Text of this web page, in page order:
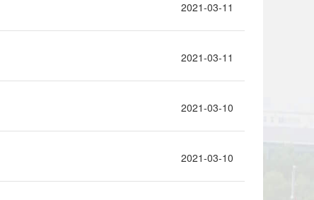
2021-03-11
2021-03-11
2021-03-10
2021-03-10